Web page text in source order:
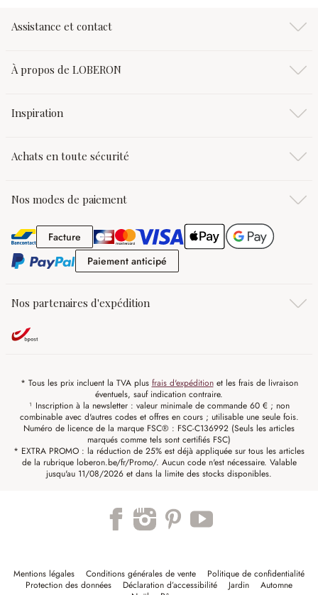
Assistance et contact
À propos de LOBERON
Inspiration
Achats en toute sécurité
Nos modes de paiement
Facture Facture
Paiement anticipé
Nos partenaires d'expédition
* Tous les prix incluent la TVA plus frais d'expéditionet les frais de livraison
éventuels, sauf indication contraire.
¹ Inscription à la newsletter : valeur minimale de commande 60 € ; non
combinable avec d'autres codes et offres en cours ; utilisable une seule fois.
Numéro de licence de la marque FSC® : FSC-C136992 (Seuls les articles
marqués comme tels sont certifiés FSC)
* EXTRA PROMO : la réduction de 25% est déjà appliquée sur tous les articles
de la rubrique loberon.be/fr/Promo/. Aucun code n'est nécessaire. Valable
jusqu'au 11/08/2026 et dans la limite des stocks disponibles.
Mentions légales Conditions générales de vente
Politique de confidentialité
Protection des données
Déclaration d’accessibilité Jardin
Automne